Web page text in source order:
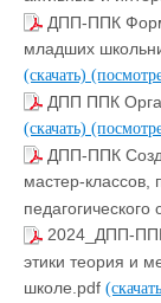
ДПП-ППК
младших
(скачать)
ДПП ППК
(скачать)
ДПП-ППК
мастер-классов,
педагогического
2024_ДПП-ППК
этики теория и
школе.pdf